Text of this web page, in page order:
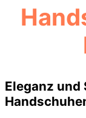
Eleganz